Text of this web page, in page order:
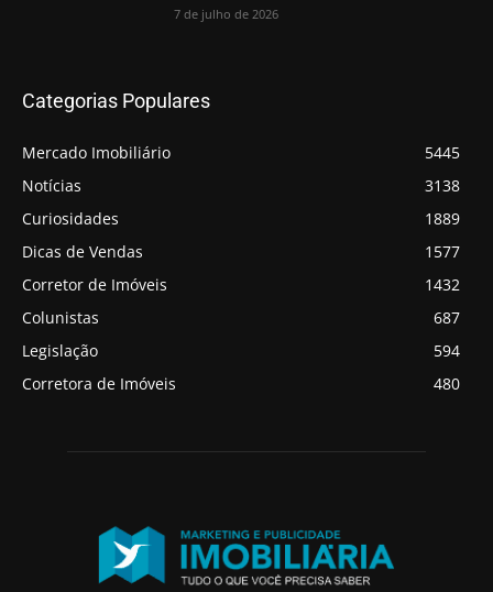
7 de julho de 2026
Categorias Populares
Mercado Imobiliário
5445
Notícias
3138
Curiosidades
1889
Dicas de Vendas
1577
Corretor de Imóveis
1432
Colunistas
687
Legislação
594
Corretora de Imóveis
480